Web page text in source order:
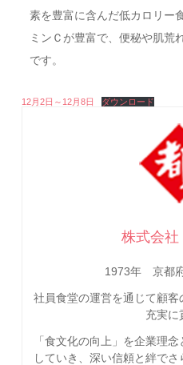
素を豊富に含んだ低カロリー
ミンＣが豊富で、便秘や肌荒
です。
12月2日～12月8日 ダウンロード
株式会
1973年 京都
社員食堂の運営を通じて顧
充実に
「食文化の向上」を企業理
していき、深い信頼と絆で